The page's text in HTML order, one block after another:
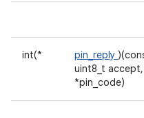
int(* pin_reply
uint8_t
*pin_code)